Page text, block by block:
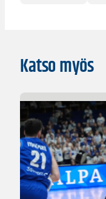
Katso myös